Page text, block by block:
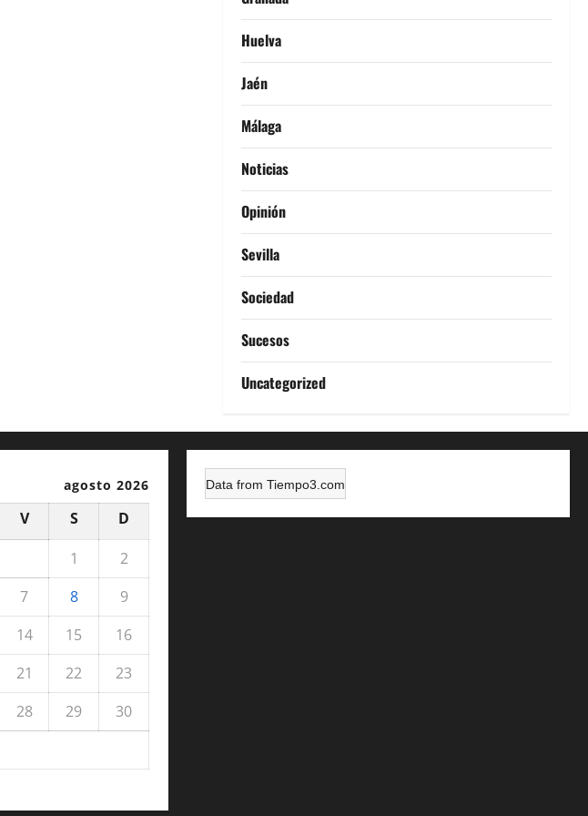
Huelva
Jaén
Málaga
Noticias
Opinión
Sevilla
Sociedad
Sucesos
Uncategorized
agosto 2026
V S
D
1
2
7 8
9
14 15
16
21 22
23
28 29
30
Data from Tiempo3.com